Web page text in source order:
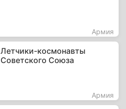
Армия
Летчики-космонавты
Советского Союза
Армия